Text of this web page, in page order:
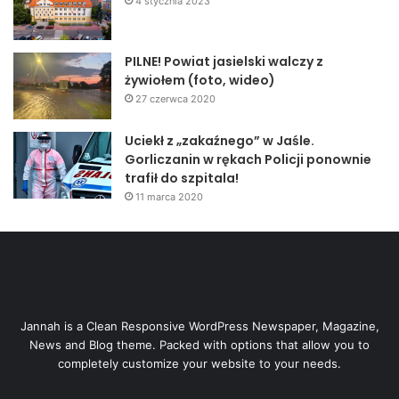
PILNE! Powiat jasielski walczy z
żywiołem (foto, wideo)
27 czerwca 2020
Uciekł z „zakaźnego” w Jaśle.
Gorliczanin w rękach Policji ponownie
trafił do szpitala!
11 marca 2020
Jannah is a Clean Responsive WordPress Newspaper, Magazine,
News and Blog theme. Packed with options that allow you to
completely customize your website to your needs.